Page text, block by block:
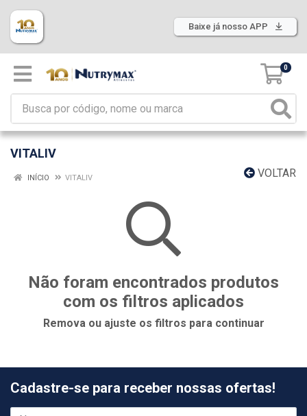
Baixe já nosso APP
0
VITALIV
VOLTAR
INÍCIO VITALIV
Não foram encontrados produtos
com os filtros aplicados
Remova ou ajuste os filtros para continuar
Cadastre-se para receber nossas ofertas!